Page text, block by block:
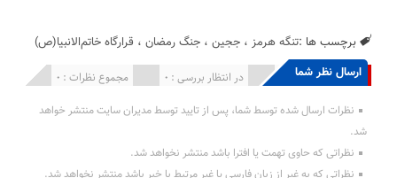
برچسب ها :تنگه هرمز ،ججین ،جنگ رمضان ، قرارگاه خاتم‌الانبیا(ص)
ارسال نظر شما مجموع نظرات : 0 در انتظار بررسی : 0 انتشار یافته : 0
نظرات ارسال شده توسط شما، پس از تایید توسط مدیران سایت منتشر خواهد
شد.
نظراتی که حاوی تهمت یا افترا باشد منتشر نخواهد شد.
نظراتی که به غیر از زبان فارسی یا غیر مرتبط با خبر باشد منتشر نخواهد شد.